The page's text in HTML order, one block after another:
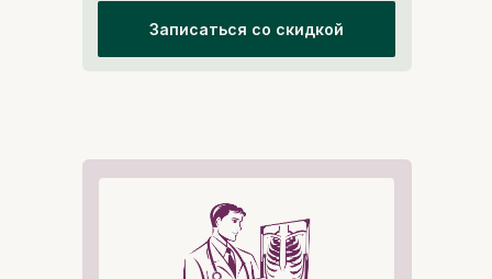
Записаться со скидкой
После курса:
действуете по
алгоритмам
частых жалобах патология